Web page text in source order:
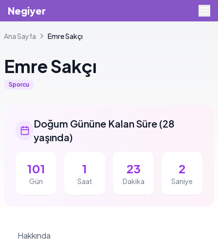
Negiyer
Ana Sayfa EmreSakçı
EmreSakçı
Sporcu
Doğum Gününe Kalan Süre (28
yaşında)
101
Gün
1
Saat
23
Dakika
1
Saniye
Hakkında